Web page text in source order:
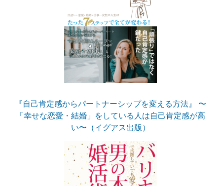
『自己肯定感からパートナーシップを変える方法』 〜
「幸せな恋愛・結婚」をしている人は自己肯定感が高
い〜（イグアス出版）